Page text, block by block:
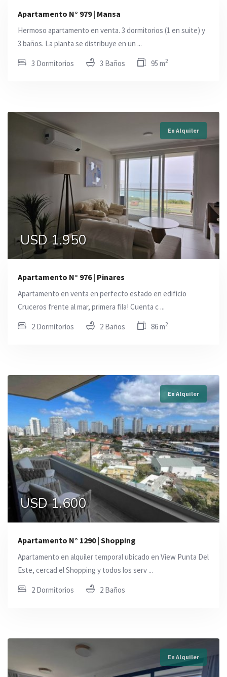
Apartamento N° 979 | Mansa
Hermoso apartamento en venta. 3 dormitorios (1 en suite) y
3 baños. La planta se distribuye en un ...
3 Dormitorios 3 Baños 95 m2
En Alquiler
USD 1.950
Apartamento N° 976 | Pinares
Apartamento en venta en perfecto estado en edificio
Cruceros frente al mar, primera fila! Cuenta c ...
2 Dormitorios 2 Baños 86 m2
En Alquiler
USD 1.600
Apartamento N° 1290 | Shopping
Apartamento en alquiler temporal ubicado en View Punta Del
Este, cercad el Shopping y todos los serv ...
2 Dormitorios 2 Baños
En Alquiler